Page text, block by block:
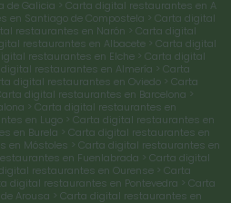
de Galicia > Carta digital restaurantes en A
en Santiago de Compostela > Carta digital
restaurantes en Narón > Carta digital
restaurantes en Albacete > Carta digital
restaurantes en Elche > Carta digital
digital restaurantes en Almería > Carta
digital restaurantes en Oviedo > Carta
digital restaurantes en Barcelona >
> Carta digital restaurantes en
en Lugo > Carta digital restaurantes en
en Burela > Carta digital restaurantes en
en Móstoles > Carta digital restaurantes en
en Fuenlabrada > Carta digital
restaurantes en Ourense > Carta
digital restaurantes en Pontevedra > Carta
Arousa > Carta digital restaurantes en